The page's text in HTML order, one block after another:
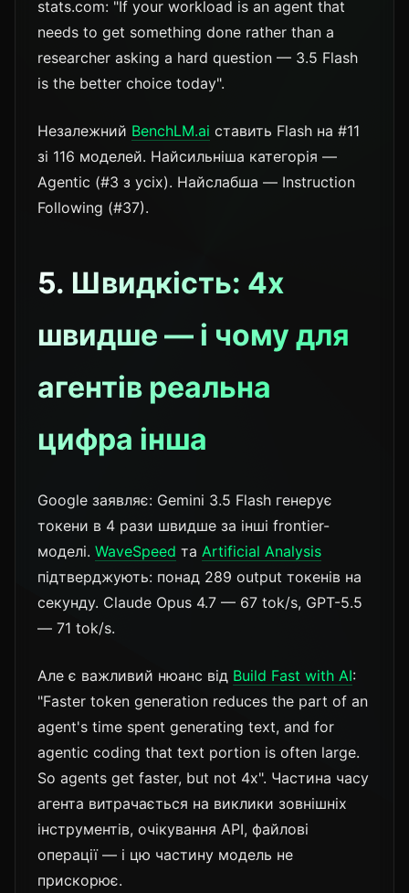
stats.com: "If your workload is an agent that
needs to get something done rather than a
researcher asking a hard question — 3.5 Flash
is the better choice today".
Незалежний BenchLM.ai ставить Flash на #11
зі 116 моделей. Найсильніша категорія —
Agentic (#3 з усіх). Найслабша — Instruction
Following (#37).
5. Швидкість: 4x
швидше — і чому для
агентів реальна
цифра інша
Google заявляє: Gemini 3.5 Flash генерує
токени в 4 рази швидше за інші frontier-
моделі. WaveSpeed та Artificial Analysis
підтверджують: понад 289 output токенів на
секунду. Claude Opus 4.7 — 67 tok/s, GPT-5.5
— 71 tok/s.
Але є важливий нюанс від Build Fast with AI:
"Faster token generation reduces the part of an
agent's time spent generating text, and for
agentic coding that text portion is often large.
So agents get faster, but not 4x". Частина часу
агента витрачається на виклики зовнішніх
інструментів, очікування API, файлові
операції — і цю частину модель не
прискорює.